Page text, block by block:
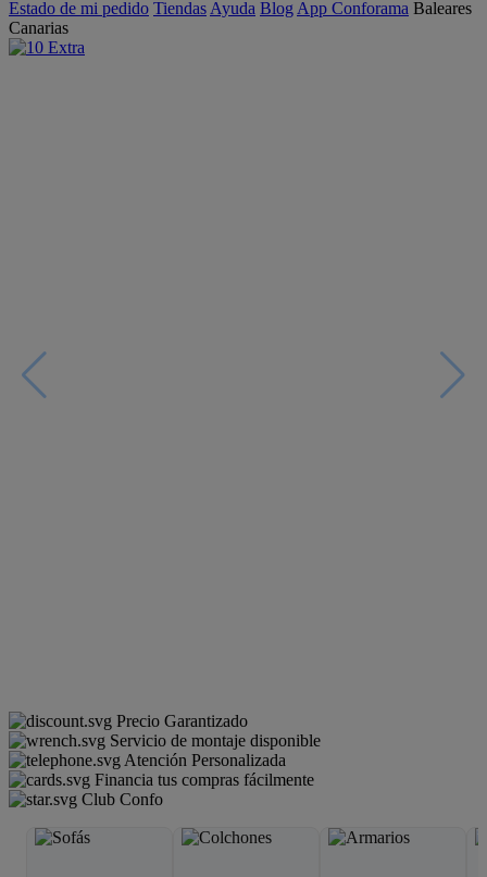
Estado de mi pedido Tiendas Ayuda Blog App Conforama Baleares
Canarias
Precio Garantizado
Servicio de montaje disponible
Atención Personalizada
Financia tus compras fácilmente
Club Confo